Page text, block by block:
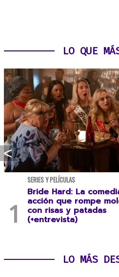
LO QUE
SERIES Y PELÍCULAS
Bride Hard: La
acción que rompe
con risas y patadas
(+entrevista)
LO MÁS